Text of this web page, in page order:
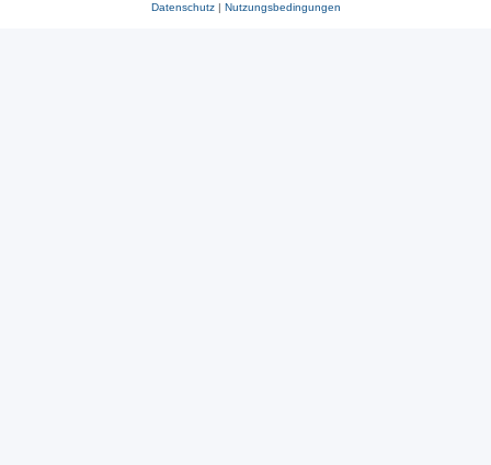
Datenschutz| Nutzungsbedingungen